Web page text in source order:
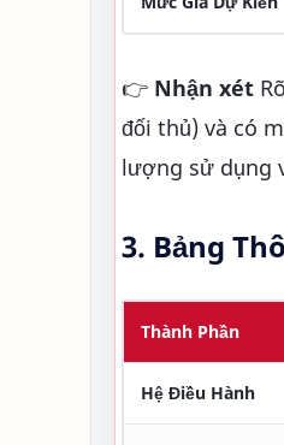
👉 Nhận xét
đối thủ) và có
lượng sử dụng
3. Bảng
Thành Phần
Hệ Điều Hành